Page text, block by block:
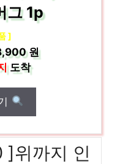
그 1p
]
원
도착
]위까지 인